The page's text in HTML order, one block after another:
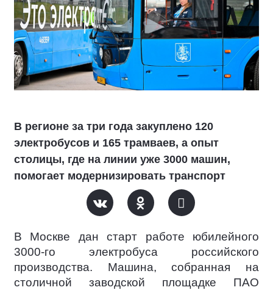
В регионе за три года закуплено 120
электробусов и 165 трамваев, а опыт
столицы, где на линии уже 3000 машин,
помогает модернизировать транспорт
В Москве дан старт работе юбилейного
3000-го электробуса российского
производства. Машина, собранная на
столичной заводской площадке ПАО